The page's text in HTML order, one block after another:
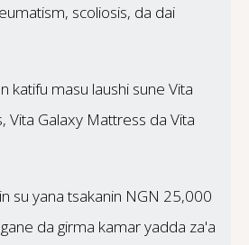
scoliosis, da dai
katifu masu laushi sune Vita
Vita Galaxy Mattress da Vita
su yana tsakanin NGN 25,000
da girma kamar yadda za'a